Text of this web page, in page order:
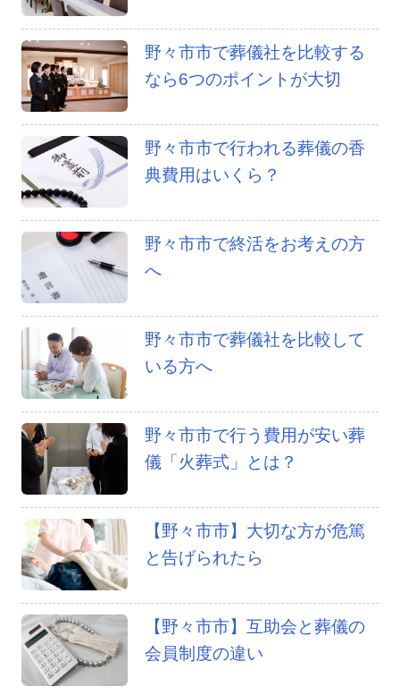
野々市市で葬儀社を比較する
なら6つのポイントが大切
野々市市で行われる葬儀の香
典費用はいくら？
野々市市で終活をお考えの方
へ
野々市市で葬儀社を比較して
いる方へ
野々市市で行う費用が安い葬
儀「火葬式」とは？
【野々市市】大切な方が危篤
と告げられたら
【野々市市】互助会と葬儀の
会員制度の違い